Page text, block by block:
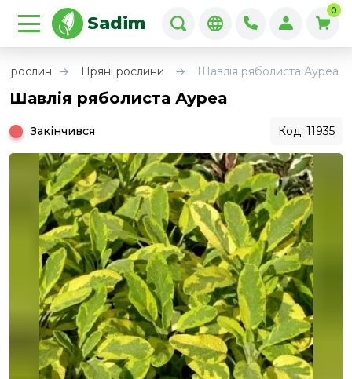
Sadim
0
рослин Пряні рослини Шавлія ряболиста Ауреа
Шавлія ряболиста Ауреа
Закінчився Код: 11935